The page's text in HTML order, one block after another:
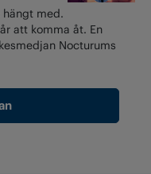
med.
att komma åt. En
Nocturums